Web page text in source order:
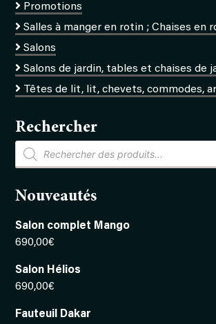
Promotions
Salles à manger en rotin ; Chaises en
Salons
Salons de jardin, tables et chaises de
Têtes de lit, lit, chevets, commodes,
Rechercher
Recherche
de
produits
Nouveautés
Salon complet Mango
690,00€
Salon Hélios
690,00€
Fauteuil Dakar